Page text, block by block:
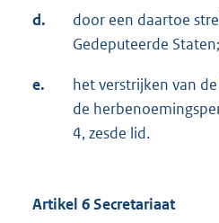
d.
door een daartoe
Gedeputeerde Staten;
e.
het verstrijken van
de
4, zesde lid.
Artikel 6 Secretariaat